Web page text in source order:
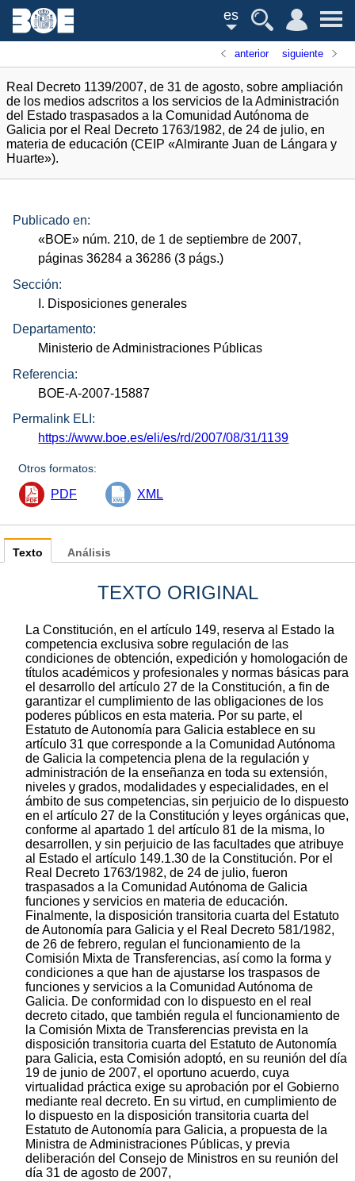
es
anterior siguiente
Real Decreto 1139/2007, de 31 de agosto, sobre ampliación
de los medios adscritos a los servicios de la Administración
del Estado traspasados a la Comunidad Autónoma de
Galicia por el Real Decreto 1763/1982, de 24 de julio, en
materia de educación (CEIP «Almirante Juan de Lángara y
Huarte»).
Publicado en:
«BOE» núm. 210, de 1 de septiembre de 2007,
páginas 36284 a 36286 (3 págs.)
Sección:
I. Disposiciones generales
Departamento:
Ministerio de Administraciones Públicas
Referencia:
BOE-A-2007-15887
Permalink ELI:
https://www.boe.es/eli/es/rd/2007/08/31/1139
Otros formatos:
PDF XML
Texto
TEXTO ORIGINAL
La Constitución, en el artículo 149, reserva al Estado la
competencia exclusiva sobre regulación de las
condiciones de obtención, expedición y homologación de
títulos académicos y profesionales y normas básicas para
el desarrollo del artículo 27 de la Constitución, a fin de
garantizar el cumplimiento de las obligaciones de los
poderes públicos en esta materia. Por su parte, el
Estatuto de Autonomía para Galicia establece en su
artículo 31 que corresponde a la Comunidad Autónoma
de Galicia la competencia plena de la regulación y
administración de la enseñanza en toda su extensión,
niveles y grados, modalidades y especialidades, en el
ámbito de sus competencias, sin perjuicio de lo dispuesto
en el artículo 27 de la Constitución y leyes orgánicas que,
conforme al apartado 1 del artículo 81 de la misma, lo
desarrollen, y sin perjuicio de las facultades que atribuye
al Estado el artículo 149.1.30 de la Constitución. Por el
Real Decreto 1763/1982, de 24 de julio, fueron
traspasados a la Comunidad Autónoma de Galicia
funciones y servicios en materia de educación.
Finalmente, la disposición transitoria cuarta del Estatuto
de Autonomía para Galicia y el Real Decreto 581/1982,
de 26 de febrero, regulan el funcionamiento de la
Comisión Mixta de Transferencias, así como la forma y
condiciones a que han de ajustarse los traspasos de
funciones y servicios a la Comunidad Autónoma de
Galicia. De conformidad con lo dispuesto en el real
decreto citado, que también regula el funcionamiento de
la Comisión Mixta de Transferencias prevista en la
disposición transitoria cuarta del Estatuto de Autonomía
para Galicia, esta Comisión adoptó, en su reunión del día
19 de junio de 2007, el oportuno acuerdo, cuya
virtualidad práctica exige su aprobación por el Gobierno
mediante real decreto. En su virtud, en cumplimiento de
lo dispuesto en la disposición transitoria cuarta del
Estatuto de Autonomía para Galicia, a propuesta de la
Ministra de Administraciones Públicas, y previa
deliberación del Consejo de Ministros en su reunión del
día 31 de agosto de 2007,
Análisis